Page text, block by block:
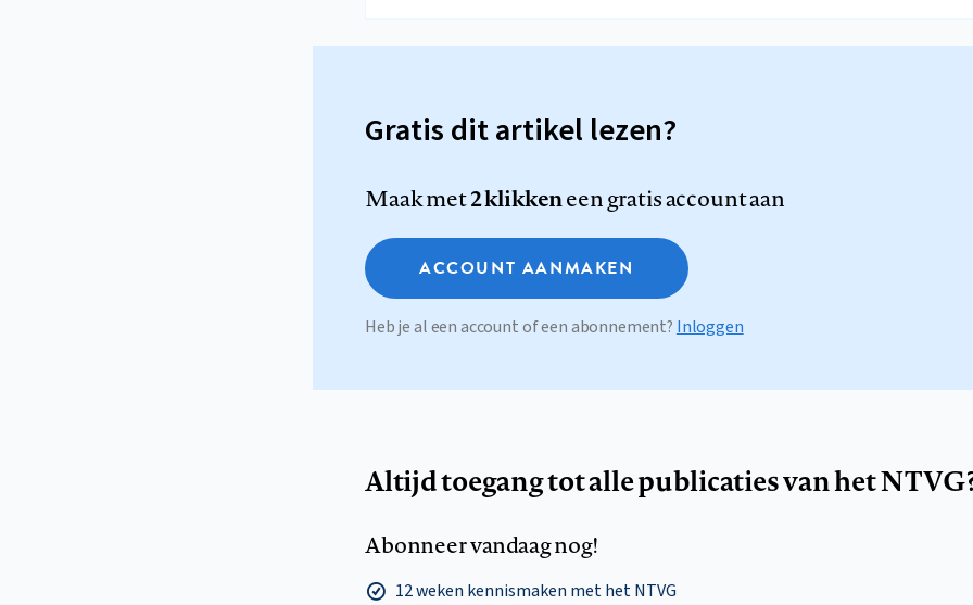
Gratis dit artikel lezen?
Maak met2 klikkeneen gratis account aan
ACCOUNT AANMAKEN
Heb je al een account of een abonnement? Inloggen
Altijd toegang tot alle publicaties van het
Abonneer vandaag nog!
12 weken kennismaken met het NTVG